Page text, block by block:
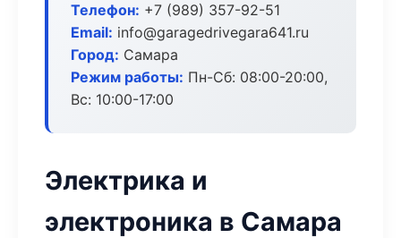
Телефон: +7 (989) 357-92-51
Email: info@garagedrivegara641.ru
Город: Самара
Режим работы: Пн-Сб: 08:00-20:00,
Вс: 10:00-17:00
Электрика и
электроника в Самара